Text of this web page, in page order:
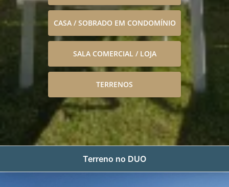
CASA / SOBRADO EM CONDOMÍNIO
SALA COMERCIAL / LOJA
TERRENOS
Terreno no DUO